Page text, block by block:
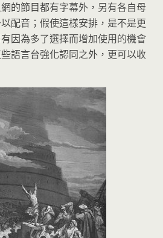
的節目都有字幕外，另有各自母
配音；假使這樣安排，是不是更
因為多了選擇而增加使用的機會
語言台強化認同之外，更可以收